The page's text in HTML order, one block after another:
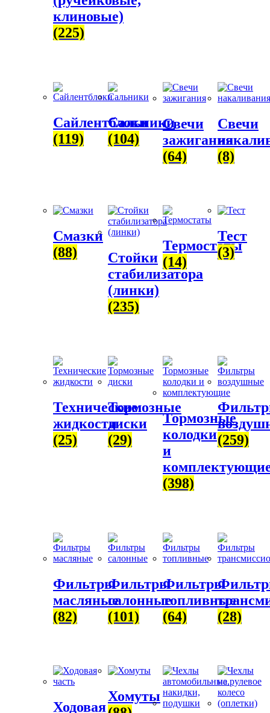
клиновые)
(225)
Сайлентблоки
(119)
Сальники
(104)
Свечи
зажигания
(64)
Свечи
(8)
Смазки
(88)
Стойки
стабилизатора
(линки)
(235)
Термостаты
(14)
Тест
(3)
Технические
жидкости
(25)
Тормозные
диски
(29)
Тормозные
колодки
и
(398)
(259)
Фильтры
масляные
(82)
Фильтры
салонные
(101)
Фильтры
топливные
(64)
(28)
Ходовая
Хомуты